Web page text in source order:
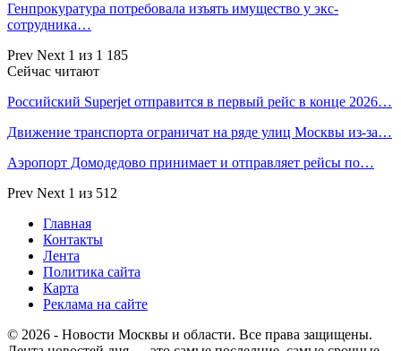
Генпрокуратура потребовала изъять имущество у экс-
сотрудника…
Prev Next 1 из 1 185
Сейчас читают
Российский Superjet отправится в первый рейс в конце 2026…
Движение транспорта ограничат на ряде улиц Москвы из-за…
Аэропорт Домодедово принимает и отправляет рейсы по…
Prev Next 1 из 512
Главная
Контакты
Лента
Политика сайта
Карта
Реклама на сайте
© 2026 - Новости Москвы и области. Все права защищены.